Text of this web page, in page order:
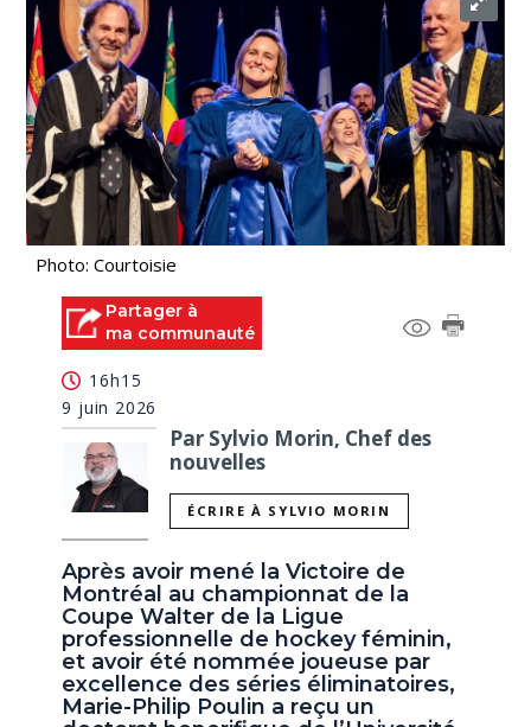
Photo: Courtoisie
Partager à
ma communauté
16h15
9 juin 2026
Par Sylvio Morin, Chef des
nouvelles
ÉCRIRE À SYLVIO MORIN
Après avoir mené la Victoire de
Montréal au championnat de la
Coupe Walter de la Ligue
professionnelle de hockey féminin,
et avoir été nommée joueuse par
excellence des séries éliminatoires,
Marie-Philip Poulin a reçu un